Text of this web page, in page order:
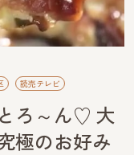
読売テレビ
ろ～ん♡ 大
極のお好み